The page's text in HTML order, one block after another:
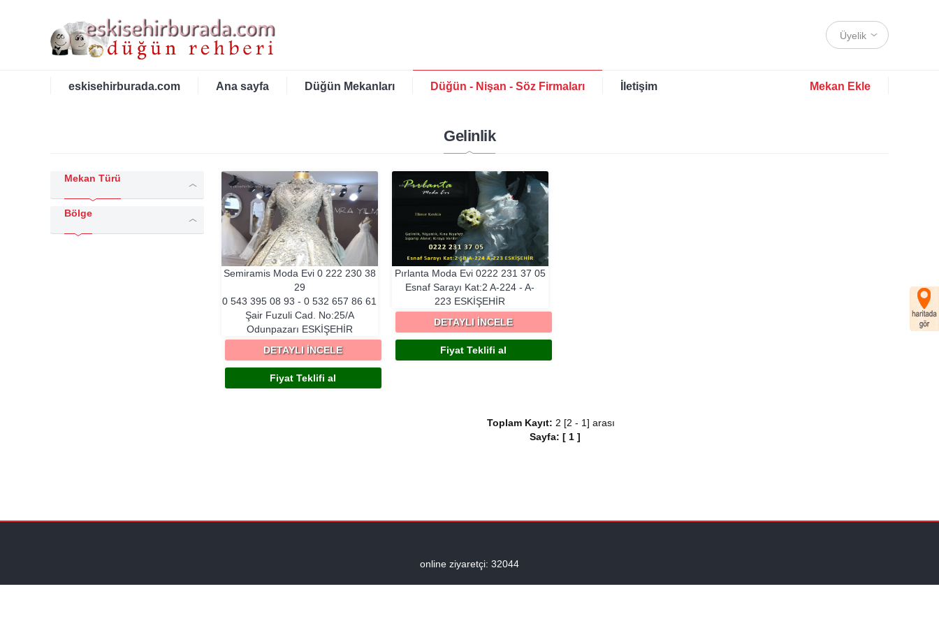
Üyelik
eskisehirburada.com Ana sayfa Düğün Mekanları Düğün - Nişan - Söz Firmaları İletişim Mekan Ekle
Gelinlik
Mekan Türü
Bölge
Semiramis Moda Evi 0 222 230 38
29
0 543 395 08 93 - 0 532 657 86 61
Şair Fuzuli Cad. No:25/A
Odunpazarı ESKIŞEHIR
DETAYLI İNCELE
Fiyat Teklifi al
Pırlanta Moda Evi 0222 231 37 05
Esnaf Sarayı Kat:2 A-224 - A-
223 ESKIŞEHIR
DETAYLI İNCELE
Fiyat Teklifi al
Toplam Kayıt: 2 [2 - 1] arası
Sayfa: [ 1 ]
online ziyaretçi: 32044